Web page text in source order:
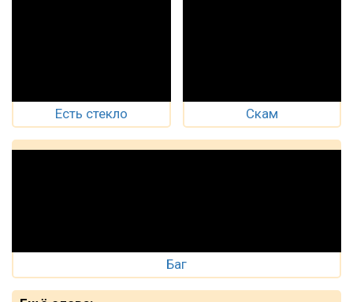
Есть стекло Скам
Баг